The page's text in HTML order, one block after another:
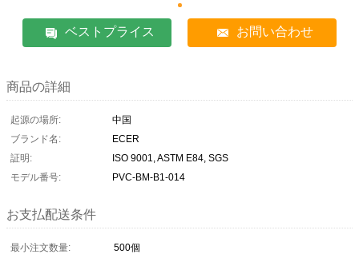
ベストプライス お問い合わせ
商品の詳細
起源の場所:
中国
ブランド名:
ECER
証明:
ISO 9001, ASTM E84, SGS
モデル番号:
PVC-BM-B1-014
お支払配送条件
最小注文数量:
500個